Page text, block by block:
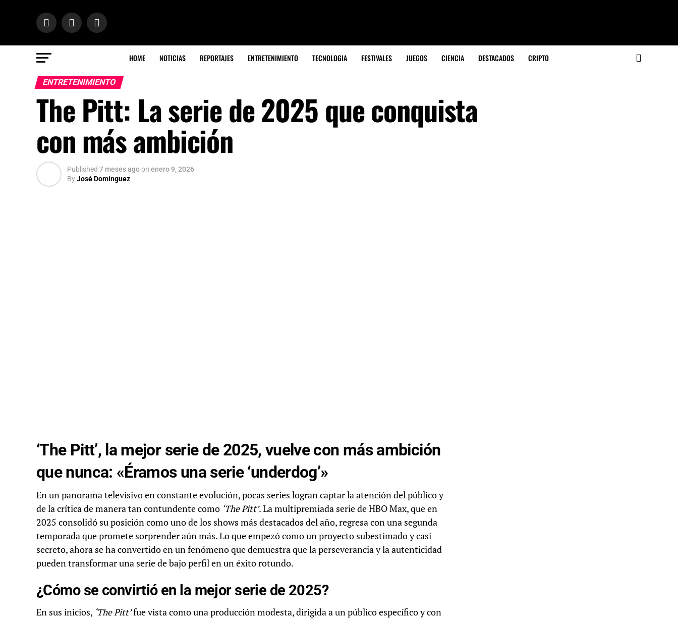
HOME NOTICIAS REPORTAJES ENTRETENIMIENTO TECNOLOGIA FESTIVALES JUEGOS CIENCIA DESTACADOS CRIPTO
ENTRETENIMIENTO
The Pitt: La serie de 2025 que conquista
con más ambición
Published 7 meses agoon enero 9, 2026
ByJosé Domínguez
‘The Pitt’, la mejor serie de 2025, vuelve con más ambición
que nunca: «Éramos una serie ‘underdog’»
En un panorama televisivo en constante evolución, pocas series logran captar la atención del público y
de la crítica de manera tan contundente como ‘The Pitt’. La multipremiada serie de HBO Max, que en
2025 consolidó su posición como uno de los shows más destacados del año, regresa con una segunda
temporada que promete sorprender aún más. Lo que empezó como un proyecto subestimado y casi
secreto, ahora se ha convertido en un fenómeno que demuestra que la perseverancia y la autenticidad
pueden transformar una serie de bajo perfil en un éxito rotundo.
¿Cómo se convirtió en la mejor serie de 2025?
En sus inicios, ‘The Pitt’fue vista como una producción modesta, dirigida a un público específico y con